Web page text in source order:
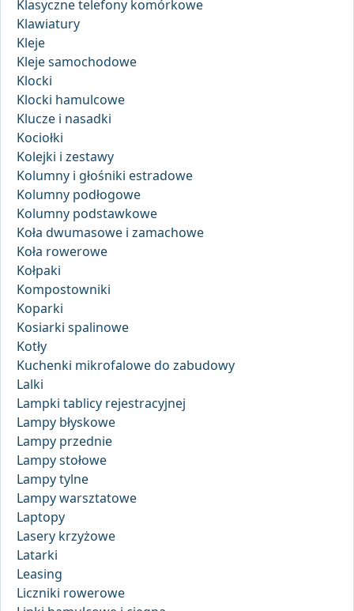
Klasyczne telefony komórkowe
Klawiatury
Kleje
Kleje samochodowe
Klocki
Klocki hamulcowe
Klucze i nasadki
Kociołki
Kolejki i zestawy
Kolumny i głośniki estradowe
Kolumny podłogowe
Kolumny podstawkowe
Koła dwumasowe i zamachowe
Koła rowerowe
Kołpaki
Kompostowniki
Koparki
Kosiarki spalinowe
Kotły
Kuchenki mikrofalowe do zabudowy
Lalki
Lampki tablicy rejestracyjnej
Lampy błyskowe
Lampy przednie
Lampy stołowe
Lampy tylne
Lampy warsztatowe
Laptopy
Lasery krzyżowe
Latarki
Leasing
Liczniki rowerowe